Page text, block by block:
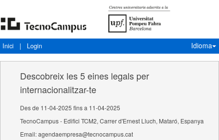
Inici | Login Idioma
Descobreix les 5 eines legals per
internacionalitzar-te
Des de 11-04-2025 fins a 11-04-2025
TecnoCampus - Edifici TCM2, Carrer d'Ernest Lluch, Mataró, Espanya
Email: agendaempresa@tecnocampus.cat